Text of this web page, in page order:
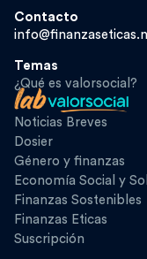
Contacto
Temas
¿Qué es valorsocial?
Noticias Breves
Dosier
Género y finanzas
Economía Social y
Finanzas Sostenibles
Finanzas Eticas
Suscripción